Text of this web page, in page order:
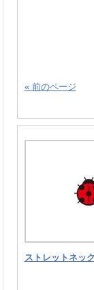
« 前のページ
ストレットネッ